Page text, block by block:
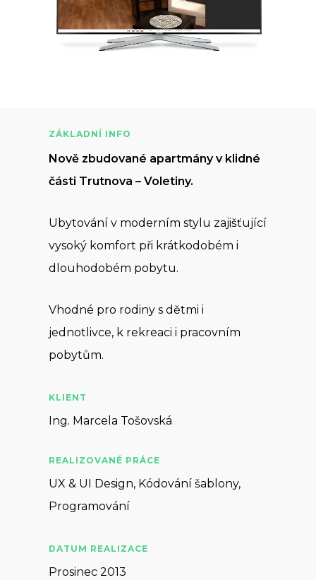
ZÁKLADNÍ INFO
Nově zbudované apartmány v klidné
části Trutnova – Voletiny.
Ubytování v moderním stylu zajišťující
vysoký komfort při krátkodobém i
dlouhodobém pobytu.
Vhodné pro rodiny s dětmi i
jednotlivce, k rekreaci i pracovním
pobytům.
KLIENT
Ing. Marcela Tošovská
REALIZOVANÉ PRÁCE
UX & UI Design, Kódování šablony,
Programování
DATUM REALIZACE
Prosinec 2013